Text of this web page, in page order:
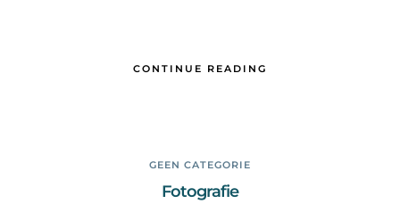
CONTINUE READING
GEEN CATEGORIE
Fotografie